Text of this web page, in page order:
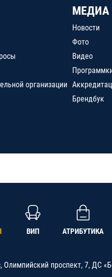
организации
МЕДИА
Новости
Фото
Видео
Брендбук
ВИП АТРИБУТИКА
Олимпийский проспект, 7, ДС